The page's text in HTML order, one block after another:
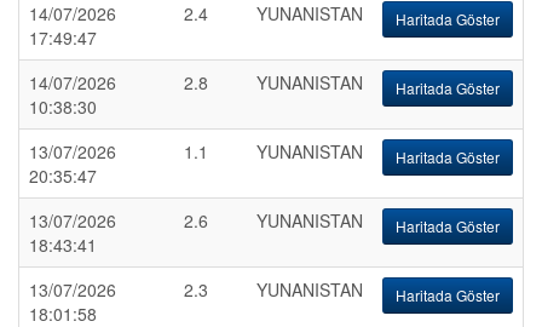
14/07/2026
17:49:47
2.4 YUNANISTAN Haritada Göster
14/07/2026
10:38:30
2.8 YUNANISTAN Haritada Göster
13/07/2026
20:35:47
1.1 YUNANISTAN Haritada Göster
13/07/2026
18:43:41
2.6 YUNANISTAN Haritada Göster
13/07/2026
18:01:58
2.3 YUNANISTAN Haritada Göster